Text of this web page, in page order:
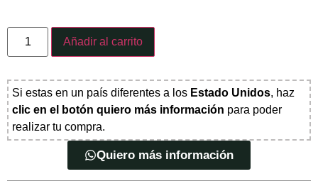
Añadir al carrito
Si estas en un país diferentes a los Estado Unidos, haz
clic en el botón quiero más información para poder
realizar tu compra.
Quiero más información